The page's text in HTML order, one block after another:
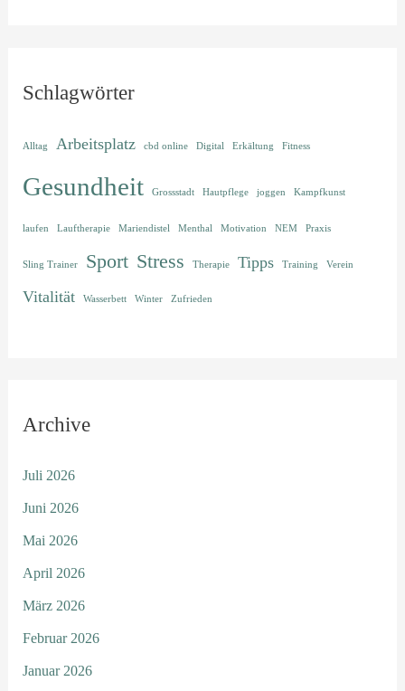
Schlagwörter
Alltag Arbeitsplatz cbd online Digital Erkältung Fitness
Gesundheit Grossstadt Hautpflege joggen Kampfkunst
laufen Lauftherapie Mariendistel Menthal Motivation NEM Praxis
Sling Trainer Sport Stress Therapie Tipps Training Verein
Vitalität Wasserbett Winter Zufrieden
Archive
Juli 2026
Juni 2026
Mai 2026
April 2026
März 2026
Februar 2026
Januar 2026